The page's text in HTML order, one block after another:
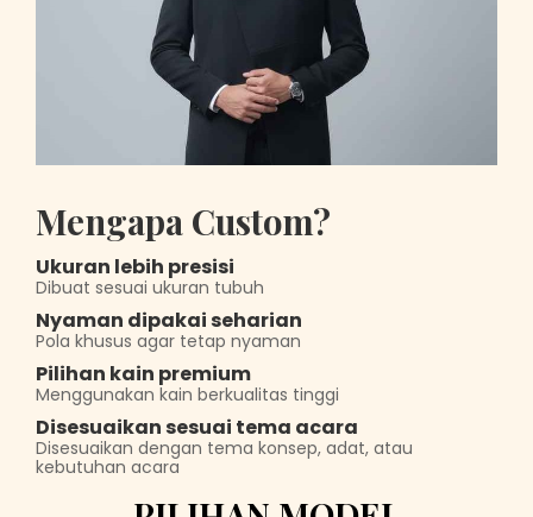
Mengapa Custom?
Ukuran lebih presisi
Dibuat sesuai ukuran tubuh
Nyaman dipakai seharian
Pola khusus agar tetap nyaman
Pilihan kain premium
Menggunakan kain berkualitas tinggi
Disesuaikan sesuai tema acara
Disesuaikan dengan tema konsep, adat, atau
kebutuhan acara